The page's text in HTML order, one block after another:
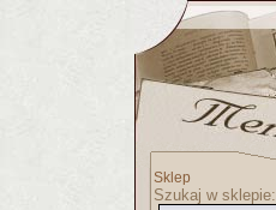
Sklep
Szukaj w sklepie: